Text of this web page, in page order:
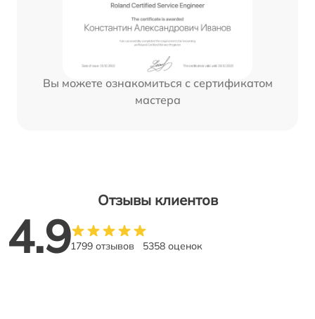
Вы можете ознакомиться с сертификатом
мастера
Отзывы клиентов
4.91799 отзывов 5358 оценок